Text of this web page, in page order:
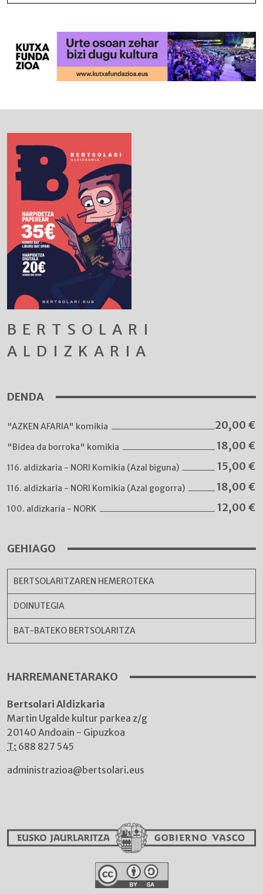
BERTSOLARI
ALDIZKARIA
DENDA
"AZKEN AFARIA" komikia 20,00 €
"Bidea da borroka" komikia 18,00 €
116. aldizkaria - NORI Komikia (Azal biguna) 15,00 €
116. aldizkaria - NORI Komikia (Azal gogorra) 18,00 €
100. aldizkaria - NORK 12,00 €
GEHIAGO
BERTSOLARITZAREN HEMEROTEKA
DOINUTEGIA
BAT-BATEKO BERTSOLARITZA
HARREMANETARAKO
Bertsolari Aldizkaria
Martin Ugalde kultur parkea z/g
20140 Andoain - Gipuzkoa
T: 688 827 545
administrazioa@bertsolari.eus